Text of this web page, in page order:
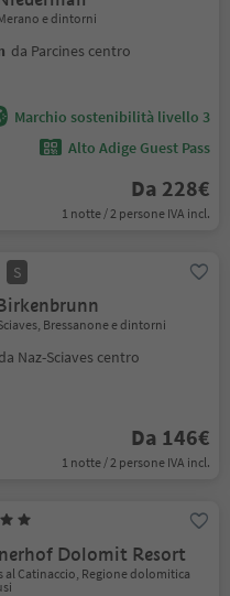
e dintorni
da Parcines centro
Marchio sostenibilità livello 3
Alto Adige Guest Pass
Da 228€
1 notte / 2 persone IVA incl.
S
Bressanone e dintorni
da Naz-Sciaves centro
Da 146€
1 notte / 2 persone IVA incl.
Dolomit Resort
al Catinaccio, Regione dolomitica